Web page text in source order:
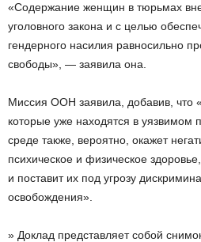
«Содержание женщин в тюрьмах
уголовного закона и с целью
гендерного насилия равносильно
свободы», — заявила она.
Миссия ООН заявила, добавив, что
которые уже находятся в уязвимом
среде также, вероятно, окажет
психическое и физическое
и поставит их под угрозу
освобождения».
» Доклад представляет собой